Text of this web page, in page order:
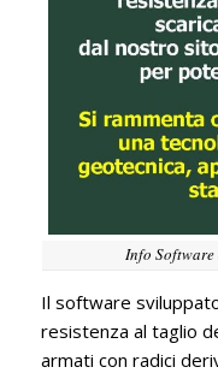
Info
Il software
resistenza al taglio
armati con radici